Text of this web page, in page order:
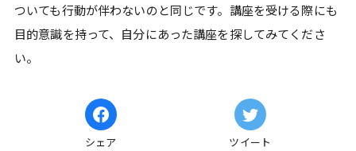
ついても行動が伴わないのと同じです。講座を受ける際にも
目的意識を持って、自分にあった講座を探してみてくださ
い。
シェア ツイート